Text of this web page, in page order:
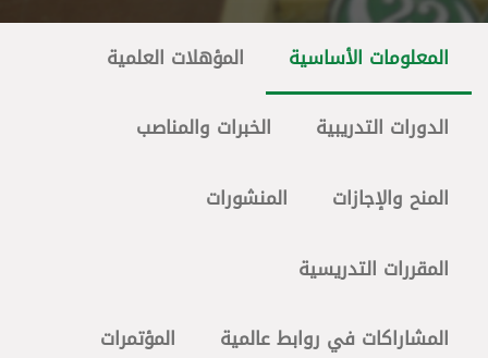
المعلومات الأساسية المؤهلات العلمية
الدورات التدريبية الخبرات والمناصب
المنح والإجازات المنشورات
المقررات التدريسية
المشاراكات في روابط عالمية المؤتمرات